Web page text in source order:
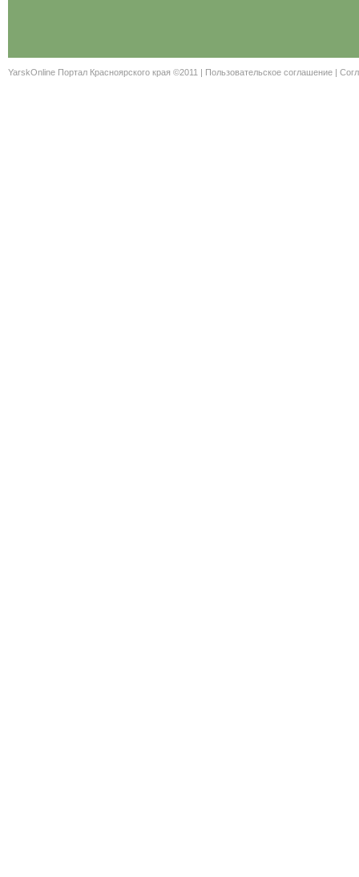
YarskOnline Портал Красноярского края ©2011 | Пользовательское соглашение |